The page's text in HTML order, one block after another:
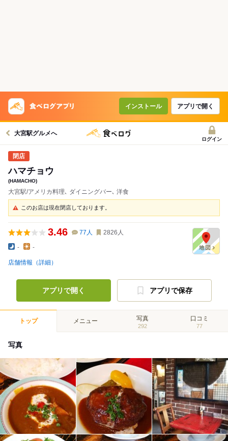
インストール アプリで開く
大宮駅グルメへ
ログイン
ハマチョウ
(HAMACHO)
大宮駅/アメリカ料理､ ダイニングバー､ 洋食
このお店は現在閉店しております。
3.46 77 人 2826 人
- -
店舗情報（詳細）
アプリで開く アプリで保存
トップ メニュー 写真
292
口コミ
77
写真